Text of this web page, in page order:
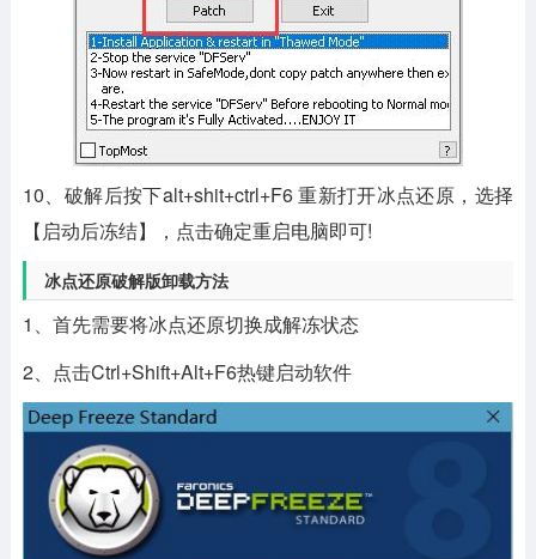
10、破解后按下alt+shit+ctrl+F6 重新打开冰点还原，选择
【启动后冻结】，点击确定重启电脑即可!
冰点还原破解版卸载方法
1、首先需要将冰点还原切换成解冻状态
2、点击Ctrl+Shift+Alt+F6热键启动软件